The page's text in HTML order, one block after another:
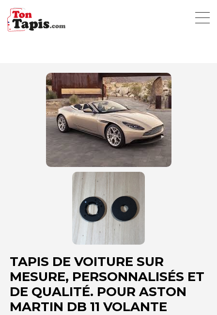
TAPIS DE VOITURE SUR
MESURE, PERSONNALISÉS ET
DE QUALITÉ. POUR ASTON
MARTIN DB 11 VOLANTE